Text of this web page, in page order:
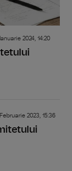
2024, 14:20
2023, 15:36